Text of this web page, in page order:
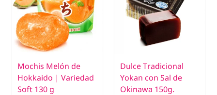
Mochis Melón de
Hokkaido | Variedad
Soft 130 g
Dulce Tradicional
Yokan con Sal de
Okinawa 150g.